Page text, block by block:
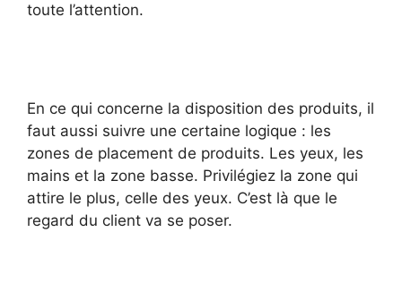
toute l’attention.
En ce qui concerne la disposition des produits, il
faut aussi suivre une certaine logique : les
zones de placement de produits. Les yeux, les
mains et la zone basse. Privilégiez la zone qui
attire le plus, celle des yeux. C’est là que le
regard du client va se poser.